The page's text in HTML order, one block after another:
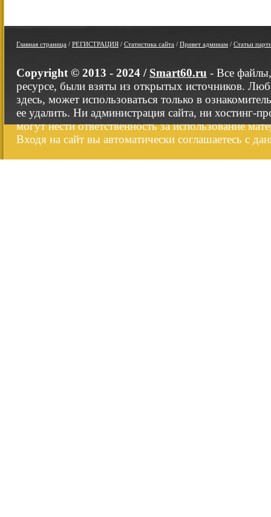
Главная страница / РЕГИСТРАЦИЯ / Статистика сайта / Привет админам / Статьи
Copyright © 2013 - 2024 / Smart60.ru - Все
ресурсе, были взяты из открытых источников.
здесь, может использоваться только в
ее удалить. Ни администрация сайта, ни хостинг-
могут нести ответственность за использование
Входя на сайт вы автоматически соглашаетесь с